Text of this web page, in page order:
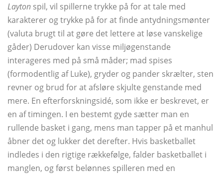
Layton spil, vil spillerne trykke på for at tale med
karakterer og trykke på for at finde antydningsmønter
(valuta brugt til at gøre det lettere at løse vanskelige
gåder) Derudover kan visse miljøgenstande
interageres med på små måder; mad spises
(formodentlig af Luke), gryder og pander skrælter, sten
revner og brud for at afsløre skjulte genstande med
mere. En efterforskningsidé, som ikke er beskrevet, er
en af ​​timingen. I en bestemt gyde sætter man en
rullende basket i gang, mens man tapper på et manhul
åbner det og lukker det derefter. Hvis basketballet
indledes i den rigtige rækkefølge, falder basketballet i
manglen, og først belønnes spilleren med en